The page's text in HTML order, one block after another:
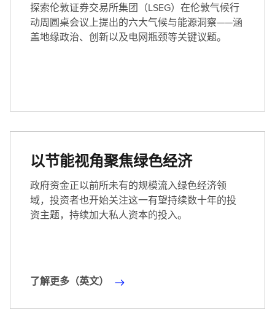
探索伦敦证券交易所集团（LSEG）在伦敦气候行
动周圆桌会议上提出的六大气候与能源洞察——涵
盖地缘政治、创新以及电网瓶颈等关键议题。
以节能视角聚焦绿色经济
政府资金正以前所未有的规模流入绿色经济领
域，投资者也开始关注这一有望持续数十年的投
资主题，持续加大私人资本的投入。
了
了解更多（英文）